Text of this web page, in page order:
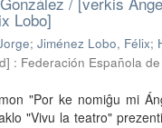
Lobo]
; Jiménez Lobo, Félix;
: Federación Española
"Por ke nomiĝu mi
"Vivu la teatro"